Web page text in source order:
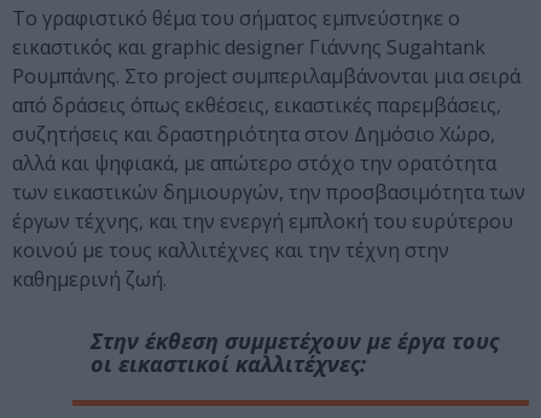
To γραφιστικό θέμα του σήματος εμπνεύστηκε ο
εικαστικός και graphic designer Γιάννης Sugahtank
Ρουμπάνης. Στο project συμπεριλαμβάνονται μια σειρά
από δράσεις όπως εκθέσεις, εικαστικές παρεμβάσεις,
συζητήσεις και δραστηριότητα στον Δημόσιο Χώρο,
αλλά και ψηφιακά, με απώτερο στόχο την ορατότητα
των εικαστικών δημιουργών, την προσβασιμότητα των
έργων τέχνης, και την ενεργή εμπλοκή του ευρύτερου
κοινού με τους καλλιτέχνες και την τέχνη στην
καθημερινή ζωή.
Στην έκθεση συμμετέχουν με έργα τους
οι εικαστικοί καλλιτέχνες: